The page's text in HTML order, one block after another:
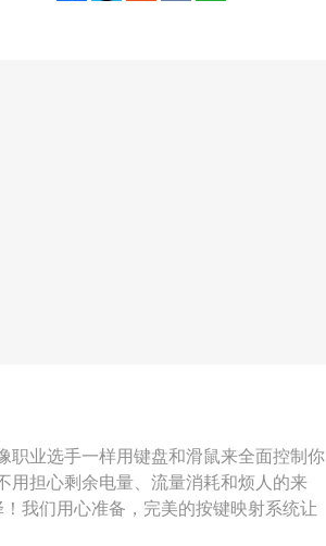
职业选手一样用键盘和滑鼠来全面控制你
用担心剩余电量、流量消耗和烦人的来
我们用心准备，完美的按键映射系统让